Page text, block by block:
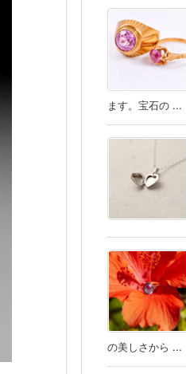
ます。宝石の ...
の美しさから ...